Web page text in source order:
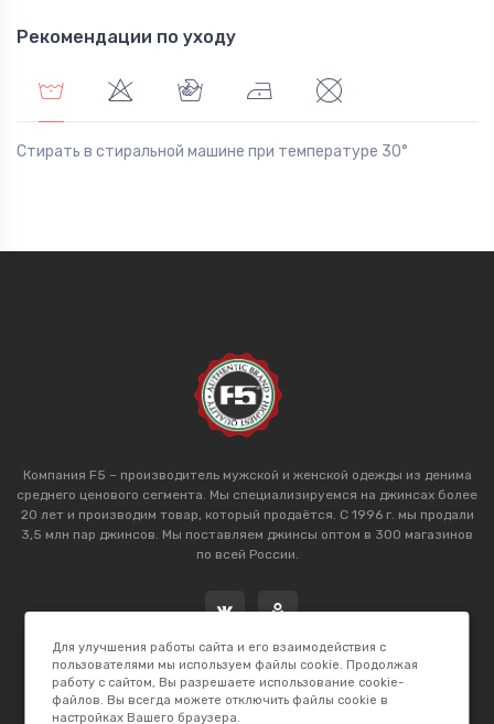
Рекомендации по уходу
Стирать в стиральной машине при температуре 30°
Компания F5 – производитель мужской и женской одежды из денима
среднего ценового сегмента. Мы специализируемся на джинсах более
20 лет и производим товар, который продаётся. С 1996 г. мы продали
3,5 млн пар джинсов. Мы поставляем джинсы оптом в 300 магазинов
по всей России.
Для улучшения работы сайта и его взаимодействия с
пользователями мы используем файлы cookie. Продолжая
работу с сайтом, Вы разрешаете использование cookie-
файлов. Вы всегда можете отключить файлы cookie в
настройках Вашего браузера.